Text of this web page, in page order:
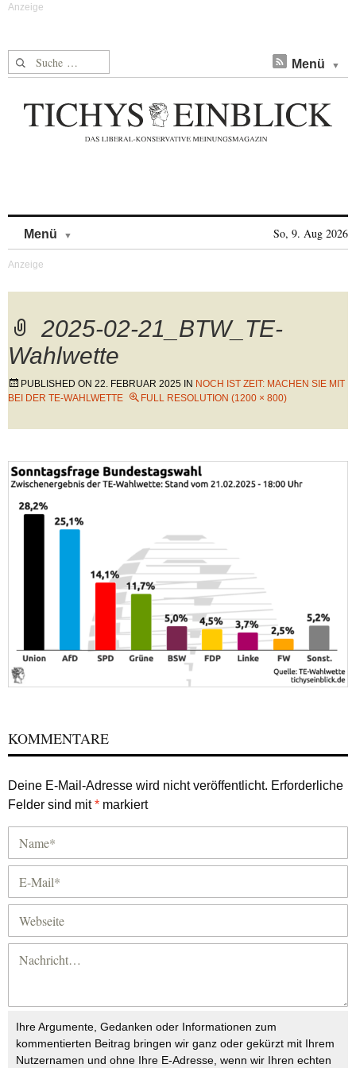
Suche nach: Menü
Menü So, 9. Aug 2026
2025-02-21_BTW_TE-
Wahlwette
PUBLISHED ON 22. FEBRUAR 2025 IN NOCH IST ZEIT: MACHEN SIE MIT
BEI DER TE-WAHLWETTE
FULL RESOLUTION (1200 × 800)
KOMMENTARE
Deine E-Mail-Adresse wird nicht veröffentlicht. Erforderliche
Felder sind mit* markiert
Ihre Argumente, Gedanken oder Informationen zum
kommentierten Beitrag bringen wir ganz oder gekürzt mit Ihrem
Nutzernamen und ohne Ihre E-Adresse, wenn wir Ihren echten